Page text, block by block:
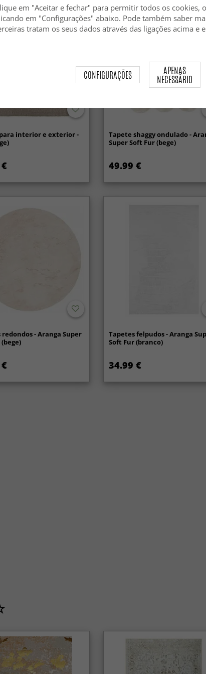
interior e exterior -
Novidade
Tapete shaggy ondulado -
Super Soft Fur (bege)
49.99 €
- Aranga Super
Tapetes felpudos - Aranga
Soft Fur (branco)
34.99 €
em "Aceitar e fechar" para permitir todos os cookies,
em "Configurações" abaixo. Pode também saber
tratam os seus dados através das ligações acima e
CONFIGURAÇÕES APENAS
NECESSÁRIO